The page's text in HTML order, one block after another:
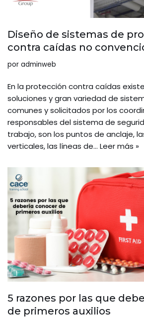
Diseño de sistemas de
contra caídas no
por adminweb
En la protección contra caídas
soluciones y gran variedad de
comunes y solicitados por los
responsables del sistema de
trabajo, son los puntos de anclaje,
verticales, las líneas de… Leer más »
5 razones por las que
de primeros auxilios